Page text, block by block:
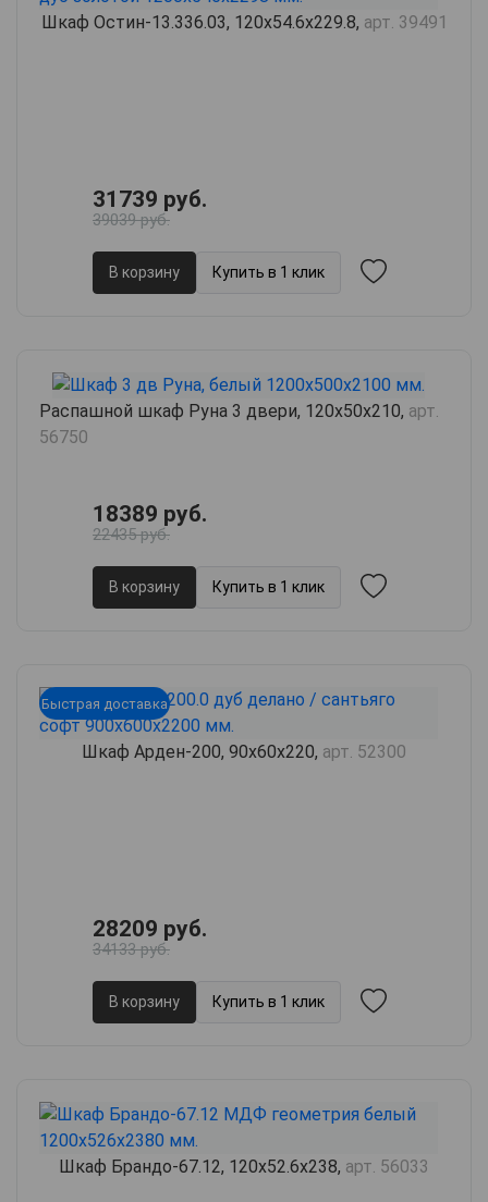
Шкаф Остин-13.336.03, 120х54.6х229.8, арт. 39491
31739 руб.
39039 руб.
В корзину Купить в 1 клик
Распашной шкаф Руна 3 двери, 120х50х210, арт.
56750
18389 руб.
22435 руб.
В корзину Купить в 1 клик
Быстрая доставка
Шкаф Арден-200, 90х60х220, арт. 52300
28209 руб.
34133 руб.
В корзину Купить в 1 клик
Шкаф Брандо-67.12, 120х52.6х238, арт. 56033